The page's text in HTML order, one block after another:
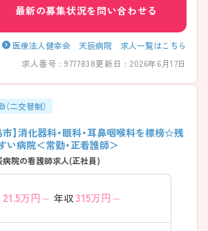
最新の募集状況を問い合わせる
医療法人健幸会 天辰病院 求人一覧はこちら
求人番号 : 9777838更新日 : 2026年6月17日
（二交替制）
】消化器科・眼科・耳鼻咽喉科を標榜☆残
い病院＜常勤・正看護師＞
院の看護師求人(正社員)
21.5万円～ 年収 315万円～